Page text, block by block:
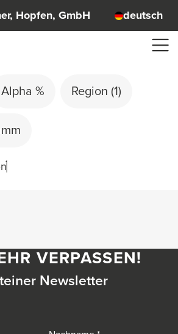
Hopfen, GmbH deutsch
Alpha % Region (1)
VERPASSEN!
Newsletter